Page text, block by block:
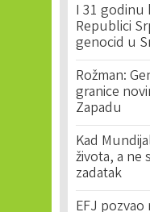
I 31 godinu
Republici
genocid u
Rožman:
granice
Zapadu
Kad
života, a ne
zadatak
EFJ